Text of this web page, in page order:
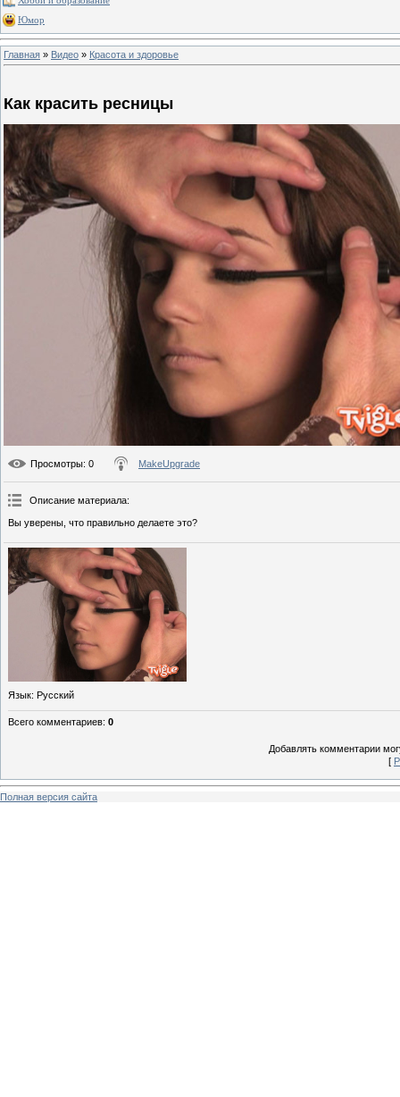
Юмор
Главная » Видео » Красота и здоровье
Как красить ресницы
Просмотры: 0 MakeUpgrade
Описание материала:
Вы уверены, что правильно делаете это?
Язык: Русский
Всего комментариев: 0
Добавлять комментарии
[
Полная версия сайта